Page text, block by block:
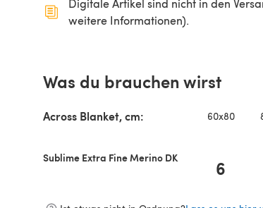
Digitale Artikel sind nicht in den
weitere Informationen).
Was du brauchen wirst
Across Blanket, cm: 60x80
Sublime Extra Fine Merino DK 6